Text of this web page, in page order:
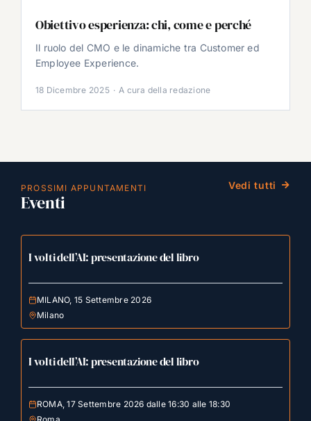
Obiettivo esperienza: chi, come e perché
Il ruolo del CMO e le dinamiche tra Customer ed
Employee Experience.
18 Dicembre 2025 · A cura della redazione
PROSSIMI APPUNTAMENTI
Eventi
Vedi tutti
I volti dell’AI: presentazione del libro
MILANO, 15 Settembre 2026
Milano
I volti dell’AI: presentazione del libro
ROMA, 17 Settembre 2026 dalle 16:30 alle 18:30